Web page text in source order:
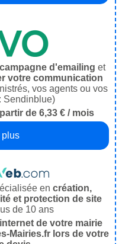
d'emailing et
votre communication
vos agents ou vos
Sendinblue)
de 6,33 € / mois
plus
en création,
et protection de site
de 10 ans
de votre mairie
Mairies.fr lors de votre